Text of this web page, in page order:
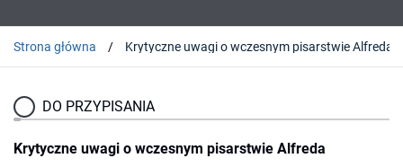
Strona główna
DO PRZYPISANIA
Krytyczne uwagi o wczesnym pisarstwie Alfreda